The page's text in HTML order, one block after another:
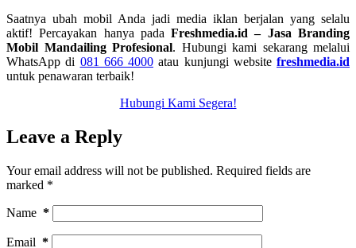
Saatnya ubah mobil Anda jadi media iklan berjalan yang selalu
aktif! Percayakan hanya padaFreshmedia.id – Jasa Branding
Mobil Mandailing Profesional. Hubungi kami sekarang melalui
WhatsApp di 081 666 4000 atau kunjungi website freshmedia.id
untuk penawaran terbaik!
Hubungi Kami Segera!
Leave a Reply
Your email address will not be published. Required fields are
marked *
Name *
Email *